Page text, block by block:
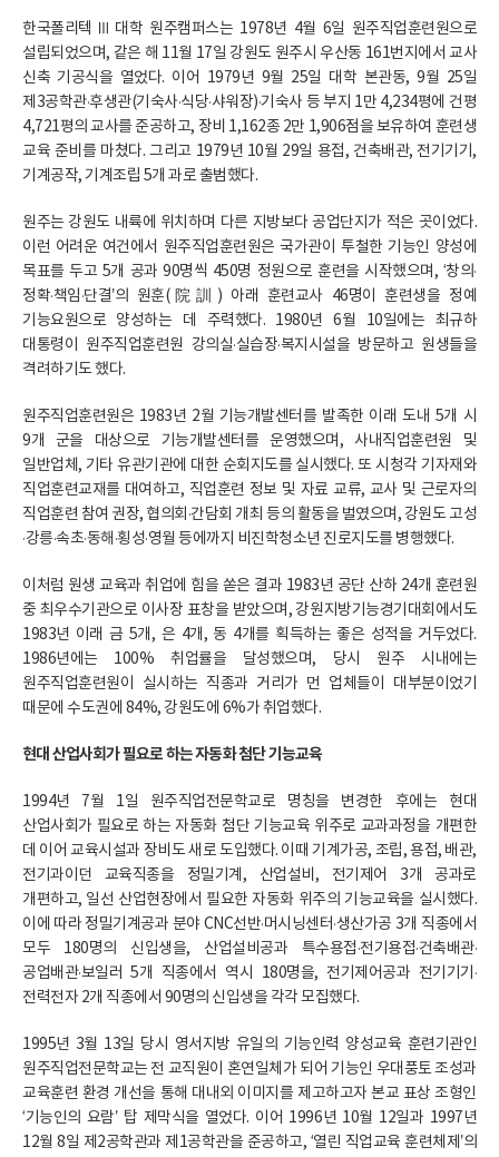
한국폴리텍Ⅲ대학 원주캠퍼스는 1978년 4월 6일 원주직업훈련원으로
설립되었으며, 같은 해 11월 17일 강원도 원주시 우산동 161번지에서 교사
신축 기공식을 열었다. 이어 1979년 9월 25일 대학 본관동, 9월 25일
제3공학관·후생관(기숙사·식당·샤워장)·기숙사 등 부지 1만 4,234평에 건평
4,721평의 교사를 준공하고, 장비 1,162종 2만 1,906점을 보유하여 훈련생
교육 준비를 마쳤다. 그리고 1979년 10월 29일 용접, 건축배관, 전기기기,
기계공작, 기계조립 5개 과로 출범했다.
원주는 강원도 내륙에 위치하며 다른 지방보다 공업단지가 적은 곳이었다.
이런 어려운 여건에서 원주직업훈련원은 국가관이 투철한 기능인 양성에
목표를 두고 5개 공과 90명씩 450명 정원으로 훈련을 시작했으며, ‘창의·
정확·책임·단결’의 원훈(院訓) 아래 훈련교사 46명이 훈련생을 정예
기능요원으로 양성하는 데 주력했다. 1980년 6월 10일에는 최규하
대통령이 원주직업훈련원 강의실·실습장·복지시설을 방문하고 원생들을
격려하기도 했다.
원주직업훈련원은 1983년 2월 기능개발센터를 발족한 이래 도내 5개 시
9개 군을 대상으로 기능개발센터를 운영했으며, 사내직업훈련원 및
일반업체, 기타 유관기관에 대한 순회지도를 실시했다. 또 시청각 기자재와
직업훈련교재를 대여하고, 직업훈련 정보 및 자료 교류, 교사 및 근로자의
직업훈련 참여 권장, 협의회·간담회 개최 등의 활동을 벌였으며, 강원도 고성
·강릉·속초·동해·횡성·영월 등에까지 비진학청소년 진로지도를 병행했다.
이처럼 원생 교육과 취업에 힘을 쏟은 결과 1983년 공단 산하 24개 훈련원
중 최우수기관으로 이사장 표창을 받았으며, 강원지방기능경기대회에서도
1983년 이래 금 5개, 은 4개, 동 4개를 획득하는 좋은 성적을 거두었다.
1986년에는 100% 취업률을 달성했으며, 당시 원주 시내에는
원주직업훈련원이 실시하는 직종과 거리가 먼 업체들이 대부분이었기
때문에 수도권에 84%, 강원도에 6%가 취업했다.
현대 산업사회가 필요로 하는 자동화 첨단 기능교육
1994년 7월 1일 원주직업전문학교로 명칭을 변경한 후에는 현대
산업사회가 필요로 하는 자동화 첨단 기능교육 위주로 교과과정을 개편한
데 이어 교육시설과 장비도 새로 도입했다. 이때 기계가공, 조립, 용접, 배관,
전기과이던 교육직종을 정밀기계, 산업설비, 전기제어 3개 공과로
개편하고, 일선 산업현장에서 필요한 자동화 위주의 기능교육을 실시했다.
이에 따라 정밀기계공과 분야 CNC선반·머시닝센터·생산가공 3개 직종에서
모두 180명의 신입생을, 산업설비공과 특수용접·전기용접·건축배관·
공업배관·보일러 5개 직종에서 역시 180명을, 전기제어공과 전기기기·
전력전자 2개 직종에서 90명의 신입생을 각각 모집했다.
1995년 3월 13일 당시 영서지방 유일의 기능인력 양성교육 훈련기관인
원주직업전문학교는 전 교직원이 혼연일체가 되어 기능인 우대풍토 조성과
교육훈련 환경 개선을 통해 대내외 이미지를 제고하고자 본교 표상 조형인
‘기능인의 요람’ 탑 제막식을 열었다. 이어 1996년 10월 12일과 1997년
12월 8일 제2공학관과 제1공학관을 준공하고, ‘열린 직업교육 훈련체제’의